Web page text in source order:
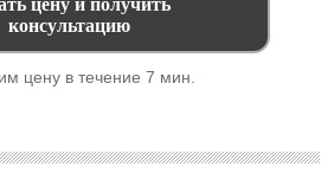
цену в течение 7 мин.